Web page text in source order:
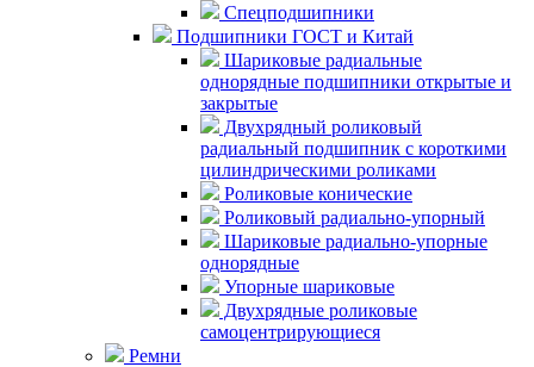
Спецподшипники
Подшипники ГОСТ и Китай
Шариковые радиальные
однорядные подшипники открытые и
закрытые
Двухрядный роликовый
радиальный подшипник с короткими
цилиндрическими роликами
Роликовые конические
Роликовый радиально-упорный
Шариковые радиально-упорные
однорядные
Упорные шариковые
Двухрядные роликовые
самоцентрирующиеся
Ремни